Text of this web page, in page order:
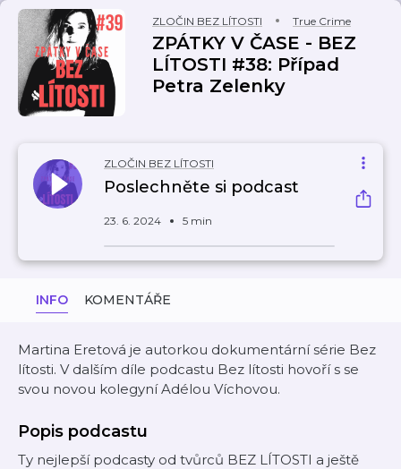
ZLOČIN BEZ LÍTOSTI True Crime
ZPÁTKY V ČASE - BEZ
LÍTOSTI #38: Případ
Petra Zelenky
ZLOČIN BEZ LÍTOSTI
Poslechněte si podcast
23. 6. 2024 5 min
INFO KOMENTÁŘE
Martina Eretová je autorkou dokumentární série Bez
lítosti. V dalším díle podcastu Bez lítosti hovoří s se
svou novou kolegyní Adélou Víchovou.
Popis podcastu
Ty nejlepší podcasty od tvůrců BEZ LÍTOSTI a ještě